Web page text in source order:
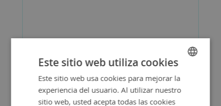
SPANISH
ENGLISH
Este sitio web utiliza cookies
Este sitio web usa cookies para mejorar la
experiencia del usuario. Al utilizar nuestro
sitio web, usted acepta todas las cookies